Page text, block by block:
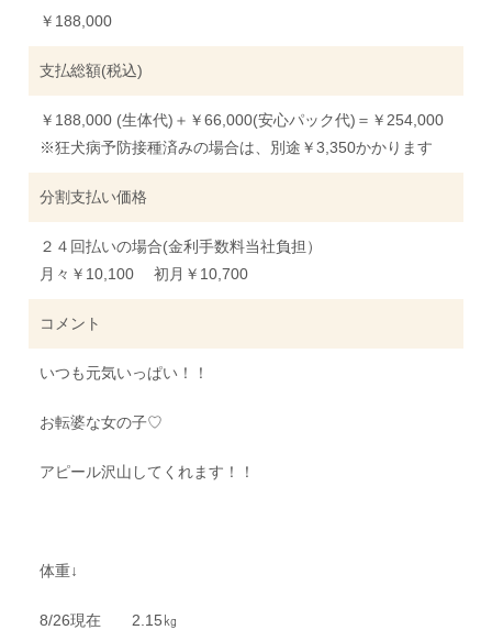
￥188,000
支払総額(税込)
￥188,000 (生体代)＋￥66,000(安心パック代)＝￥254,000
※狂犬病予防接種済みの場合は、別途￥3,350かかります
分割支払い価格
２４回払いの場合(金利手数料当社負担）
月々￥10,100 初月￥10,700
コメント
いつも元気いっぱい！！
お転婆な女の子♡
アピール沢山してくれます！！
体重↓
8/26現在 2.15㎏